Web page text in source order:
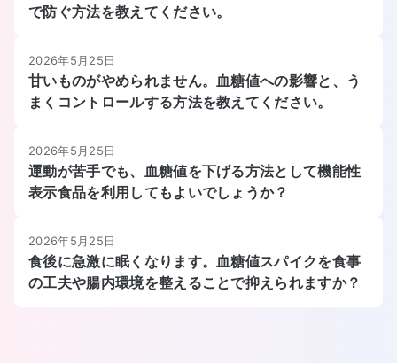
で防ぐ方法を教えてください。
2026年5月25日
甘いものがやめられません。血糖値への影響と、う
まくコントロールする方法を教えてください。
2026年5月25日
運動が苦手でも、血糖値を下げる方法として機能性
表示食品を利用してもよいでしょうか？
2026年5月25日
食後に急激に眠くなります。血糖値スパイクを食事
の工夫や腸内環境を整えることで抑えられますか？